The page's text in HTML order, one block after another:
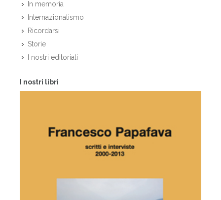
In memoria
Internazionalismo
Ricordarsi
Storie
I nostri editoriali
I nostri libri